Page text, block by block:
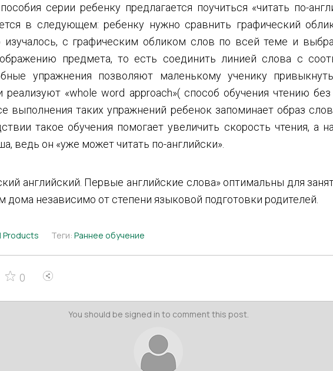
серии ребенку предлагается поучиться «читать по-
в следующем: ребенку нужно сравнить графический
изучалось, с графическим обликом слов по всей теме и
предмета, то есть соединить линией слова с
упражнения позволяют маленькому ученику
реализуют «whole word approach»( способ обучения чтению
выполнения таких упражнений ребенок запоминает образ
такое обучения помогает увеличить скорость чтения, а
ведь он «уже может читать по-английски».
английский. Первые английские слова» оптимальны для
дома независимо от степени языковой подготовки родителей.
Products Теги: Раннее обучение
0
You should be signed in to comment this post.